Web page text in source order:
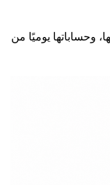
وحساباتها يوميًا من